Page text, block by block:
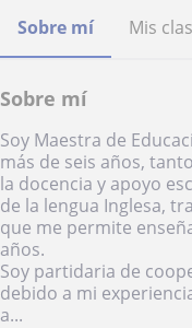
Sobre mí Mis
Sobre mí
Soy Maestra de
más de seis años,
la docencia y apoyo
de la lengua Inglesa,
que me permite
años.
Soy partidaria de
debido a mi
a...